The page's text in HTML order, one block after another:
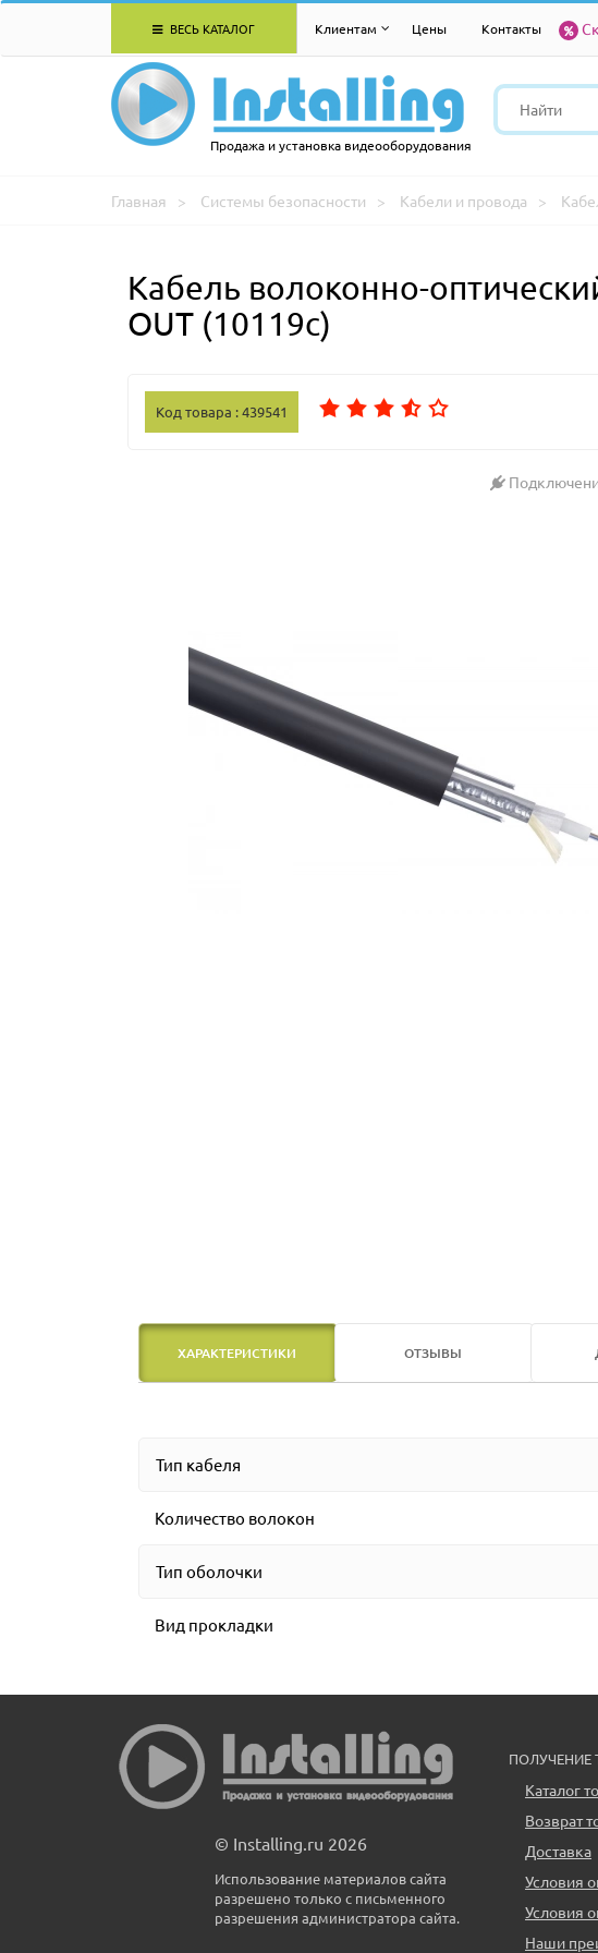
ВЕСЬ КАТАЛОГ Клиентам Цены Контакты
Продажа и установка видеооборудования
Главная Системы безопасности Кабели и провода
Кабель волоконно-
OUT (10119c)
Код товара : 439541
ХАРАКТЕРИСТИКИ ОТЗЫВЫ
Тип кабеля
Количество волокон
Тип оболочки
Вид прокладки
© Installing.ru 2026
Использование материалов сайта
разрешено только с письменного
разрешения администратора сайта.
ПОЛУЧЕНИЕ
Каталог
Возврат
Доставка
Условия
Условия
Наши